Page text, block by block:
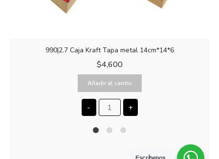
990|2.7 Caja Kraft Tapa metal 14cm*14*6
$4,600
Añadir al carrito
- +